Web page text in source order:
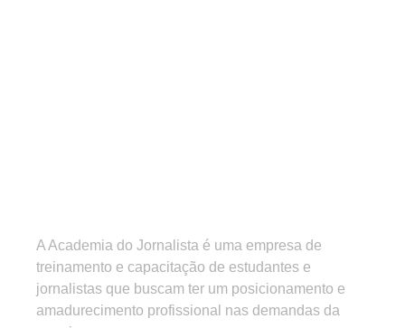
A Academia do Jornalista é uma empresa de
treinamento e capacitação de estudantes e
jornalistas que buscam ter um posicionamento e
amadurecimento profissional nas demandas da